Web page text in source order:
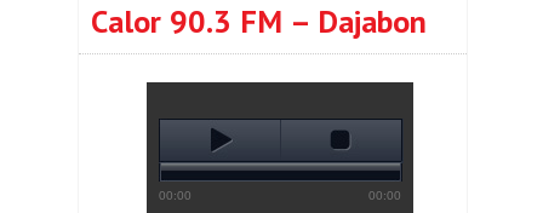
Calor 90.3 FM – Dajabon